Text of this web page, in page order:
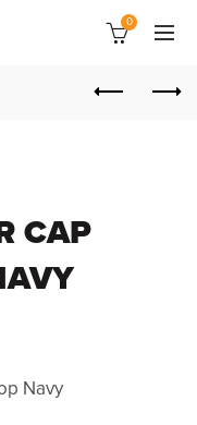
0
CAP
Navy